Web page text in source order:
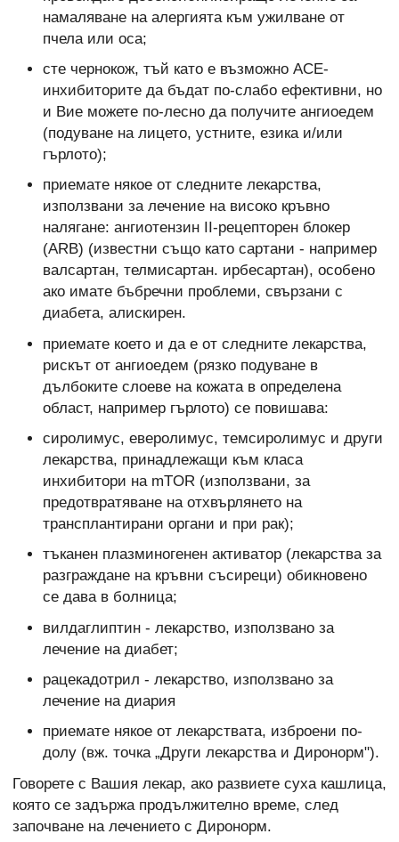
намаляване на алергията към ужилване от
пчела или оса;
сте чернокож, тъй като е възможно АСЕ-
инхибиторите да бъдат по-слабо ефективни, но
и Вие можете по-лесно да получите ангиоедем
(подуване на лицето, устните, езика и/или
гърлото);
приемате някое от следните лекарства,
използвани за лечение на високо кръвно
налягане: ангиотензин II-рецепторен блокер
(ARB) (известни също като сартани - например
валсартан, телмисартан. ирбесартан), особено
ако имате бъбречни проблеми, свързани с
диабета, алискирен.
приемате което и да е от следните лекарства,
рискът от ангиоедем (рязко подуване в
дълбоките слоеве на кожата в определена
област, например гърлото) се повишава:
сиролимус, еверолимус, темсиролимус и други
лекарства, принадлежащи към класа
инхибитори на mTOR (използвани, за
предотвратяване на отхвърлянето на
трансплантирани органи и при рак);
тъканен плазминогенен активатор (лекарства за
разграждане на кръвни съсиреци) обикновено
се дава в болница;
вилдаглиптин - лекарство, използвано за
лечение на диабет;
рацекадотрил - лекарство, използвано за
лечение на диария
приемате някое от лекарствата, изброени по-
долу (вж. точка „Други лекарства и Диронорм").
Говорете с Вашия лекар, ако развиете суха кашлица,
която се задържа продължително време, след
започване на лечението с Диронорм.